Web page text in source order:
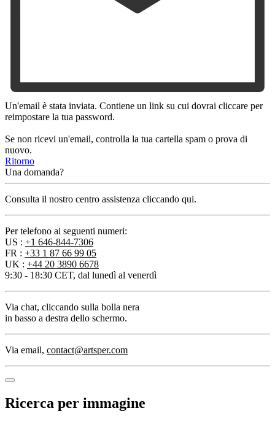
Un'email è stata inviata. Contiene un link su cui dovrai cliccare per
reimpostare la tua password.
Se non ricevi un'email, controlla la tua cartella spam o prova di
nuovo.
Ritorno
Una domanda?
Consulta il nostro centro assistenza cliccando qui.
Per telefono ai seguenti numeri:
US : +1 646-844-7306
FR : +33 1 87 66 99 05
UK : +44 20 3890 6678
9:30 - 18:30 CET, dal lunedì al venerdì
Via chat, cliccando sulla bolla nera
in basso a destra dello schermo.
Via email, contact@artsper.com
Ricerca per immagine